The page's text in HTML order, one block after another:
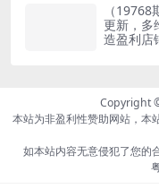
（
更新，多
造盈利店
Copyright
本站为非盈利性赞助网站，本
如本站内容无意侵犯了您的